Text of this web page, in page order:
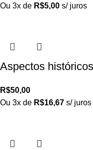
Ou 3x de R$5,00 s/ juros
Aspectos
R$50,00
Ou 3x de R$16,67 s/ juros